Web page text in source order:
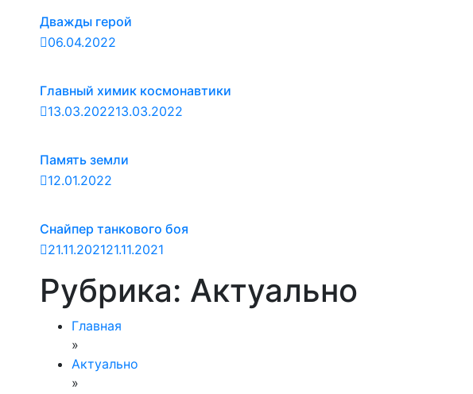
Дважды герой
06.04.2022
Главный химик космонавтики
13.03.202213.03.2022
Память земли
12.01.2022
Снайпер танкового боя
21.11.202121.11.2021
Рубрика: Актуально
Главная
»
Актуально
»